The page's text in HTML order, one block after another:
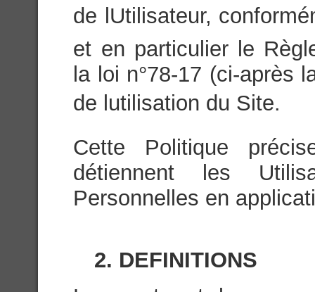
de lUtilisateur,
et en particulier le
la loi n°78-17 (ci-après
de lutilisation du Site.
Cette Politique
détiennent les
Personnelles en
2. DEFINITIONS